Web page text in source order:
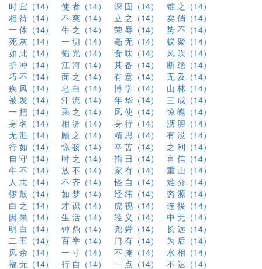
时 宜（14）
使 者（14） 深 固（14）
锥 之（14）
相 待（14）
不 爽（14） 立 之（14）
卖 俏（14）
一 体（14）
牛 之（14） 荣 辱（14）
势 不（14）
死 灰（14）
一 切（14） 毫 无（14）
蚁 聚（14）
如 此（14）
韬 光（14） 食 味（14）
风 吹（14）
折 冲（14）
江 河（14） 其 备（14）
断 绝（14）
巧 不（14）
面 之（14） 有 意（14）
无 及（14）
疾 风（14）
皂 白（14） 博 学（14）
山 林（14）
被 发（14）
汗 流（14） 年 华（14）
三 成（14）
一 把（14）
乘 之（14） 风 使（14）
惊 魄（14）
身 名（14）
相 济（14） 身 行（14）
沥 胆（14）
无 涯（14）
顾 之（14） 精 思（14）
有 没（14）
行 如（14）
惊 骇（14） 辛 苦（14）
之 利（14）
自 守（14）
时 之（14） 指 日（14）
言 信（14）
牛 不（14）
放 不（14） 家 有（14）
重 山（14）
人 志（14）
不 齐（14） 怪 自（14）
难 分（14）
锣 鼓（14）
如 梦（14） 经 纬（14）
穷 源（14）
白 之（14）
才 识（14） 虎 视（14）
连 接（14）
因 果（14）
生 活（14） 轻 义（14）
中 无（14）
明 白（14）
钟 鼎（14） 尧 舜（14）
长 远（14）
二 五（14）
百 举（14） 门 有（14）
为 后（14）
风 余（14）
一 寸（14） 不 掩（14）
水 相（14）
福 无（14）
行 自（14） 一 点（14）
不 达（14）